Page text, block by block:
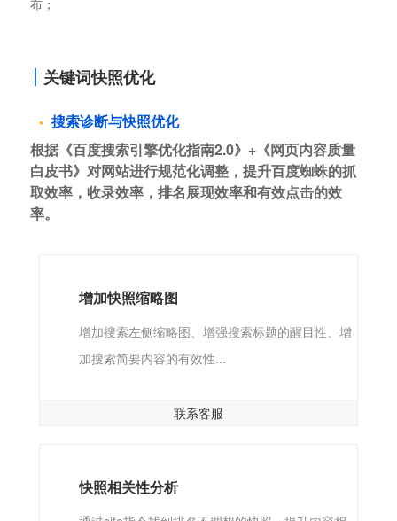
布；
关键词快照优化
搜索诊断与快照优化
根据《百度搜索引擎优化指南2.0》+《网页内容质量
白皮书》对网站进行规范化调整，提升百度蜘蛛的抓
取效率，收录效率，排名展现效率和有效点击的效
率。
增加快照缩略图
增加搜索左侧缩略图、增强搜索标题的醒目性、增
加搜索简要内容的有效性...
联系客服
快照相关性分析